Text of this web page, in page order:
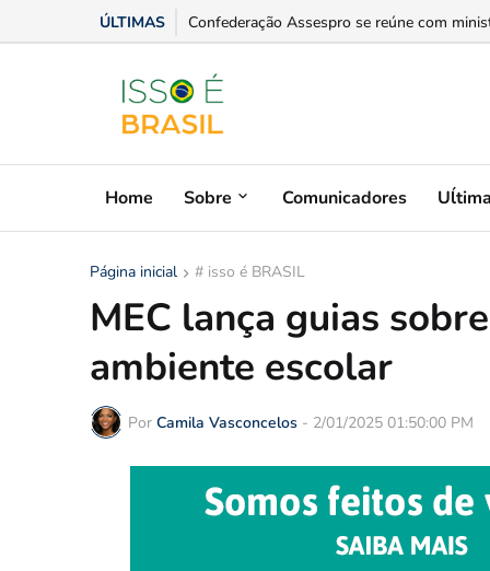
ÚLTIMAS Entre a ciência política e a atuação
Home Sobre Comunicadores
Página inicial # isso é BRASIL
MEC lança guias
ambiente escolar
Por Camila Vasconcelos - 2/01/2025 01:50:00 PM